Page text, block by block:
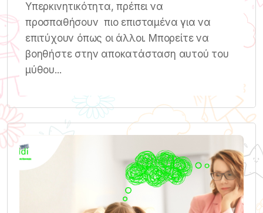
Υπερκινητικότητα, πρέπει να
προσπαθήσουν πιο επισταμένα για να
επιτύχουν όπως οι άλλοι. Μπορείτε να
βοηθήστε στην αποκατάσταση αυτού του
μύθου...